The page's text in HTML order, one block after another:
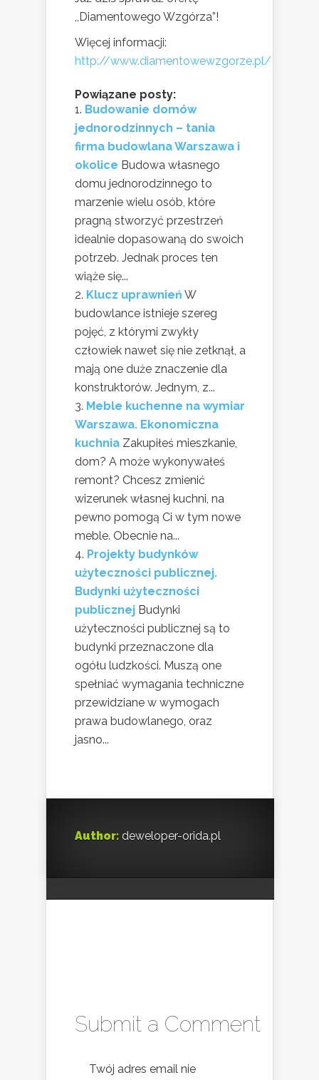
,,Diamentowego Wzgórza”!
Więcej informacji:
http://www.diamentowewzgorze.pl/
Powiązane posty:
Budowanie domów
jednorodzinnych – tania
firma budowlana Warszawa i
okolice Budowa własnego
domu jednorodzinnego to
marzenie wielu osób, które
pragną stworzyć przestrzeń
idealnie dopasowaną do swoich
potrzeb. Jednak proces ten
wiąże się...
Klucz uprawnień W
budowlance istnieje szereg
pojęć, z którymi zwykły
człowiek nawet się nie zetknął, a
mają one duże znaczenie dla
konstruktorów. Jednym, z...
Meble kuchenne na wymiar
Warszawa. Ekonomiczna
kuchnia Zakupiłeś mieszkanie,
dom? A może wykonywałeś
remont? Chcesz zmienić
wizerunek własnej kuchni, na
pewno pomogą Ci w tym nowe
meble. Obecnie na...
Projekty budynków
użyteczności publicznej.
Budynki użyteczności
publicznej Budynki
użyteczności publicznej są to
budynki przeznaczone dla
ogółu ludzkości. Muszą one
spełniać wymagania techniczne
przewidziane w wymogach
prawa budowlanego, oraz
jasno...
Author: deweloper-orida.pl
Submit a Comment
Twój adres email nie